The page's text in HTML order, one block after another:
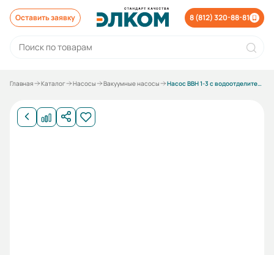
Оставить заявку 8 (812) 320-88-81
Главная Каталог Насосы Вакуумные насосы Насос ВВН 1-3 с водоотделителем с электродвигателем 7,5/1500